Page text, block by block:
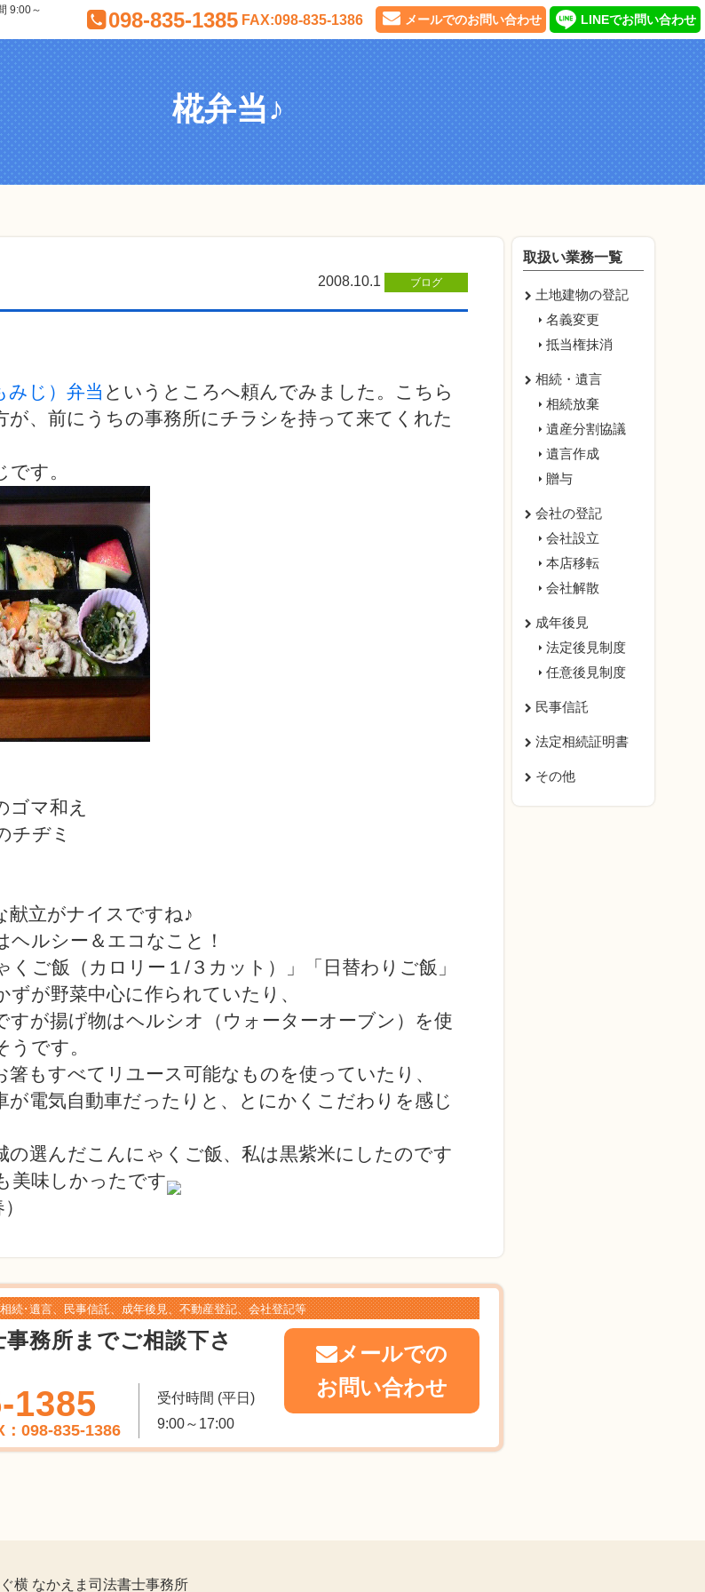
9:00～
098-835-1385 FAX:098-835-1386 メールでのお問い合わせ LINEでお問い合わせ
椛弁当♪
取扱い業務一覧
土地建物の登記
名義変更
抵当権抹消
相続・遺言
相続放棄
遺産分割協議
遺言作成
贈与
会社の登記
会社設立
本店移転
会社解散
成年後見
法定後見制度
任意後見制度
民事信託
法定相続証明書
その他
2008.10.1 ブログ
みじ）弁当 というところへ頼んでみました。こちら
が、前にうちの事務所にチラシを持って来てくれた
す。
マ和え
チヂミ
献立がナイスですね♪
ヘルシー＆エコなこと！
くご飯（カロリー１/３カット）」「日替わりご飯」
が野菜中心に作られていたり、
すが揚げ物はヘルシオ（ウォーターオーブン）を使
うです。
箸もすべてリユース可能なものを使っていたり、
が電気自動車だったりと、とにかくこだわりを感じ
の選んだこんにゃくご飯、私は黒紫米にしたのです
美味しかったです
相続･遺言、民事信託、成年後見、不動産登記、会社登記等
務所までご相談下さ
1385
：098-835-1386
受付時間 (平日)
9:00～17:00
メールでの
お問い合わせ
横 なかえま司法書士事務所